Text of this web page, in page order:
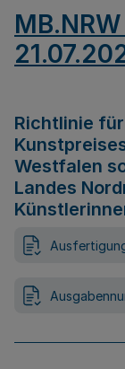
Richtlinie
Westfalen
Landes